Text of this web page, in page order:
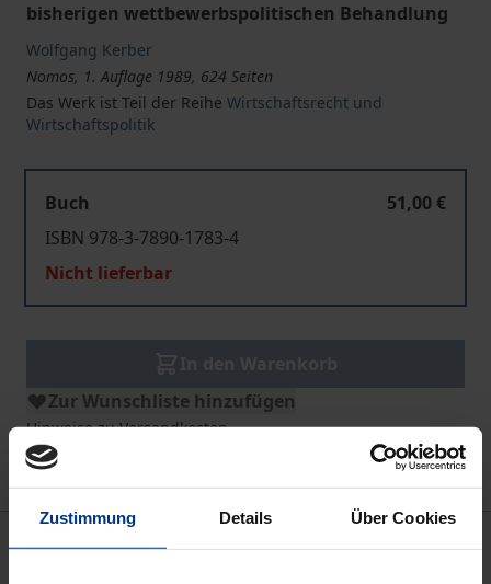
Zustimmung Details Über Cookies
bisherigen wettbewerbspolitischen Behandlung
Wolfgang Kerber
Nomos, 1. Auflage 1989, 624 Seiten
Das Werk ist Teil der Reihe Wirtschaftsrecht und
Wirtschaftspolitik
Buch
51,00 €
ISBN 978-3-7890-1783-4
Nicht lieferbar
Zur Wunschliste hinzufügen
Hinweise zu Versandkosten
Bibliografische Angaben